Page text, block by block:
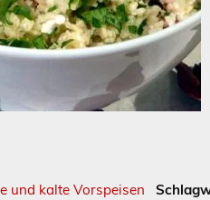
und kalte Vorspeisen